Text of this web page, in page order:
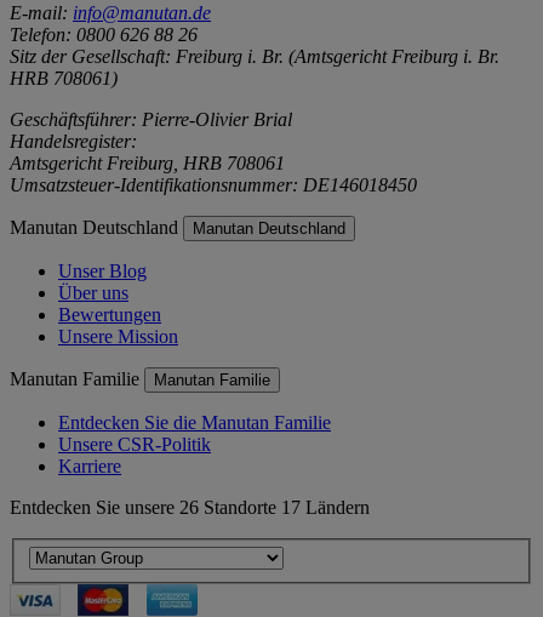
E-mail: info@manutan.de
Telefon: 0800 626 88 26
Sitz der Gesellschaft: Freiburg i. Br. (Amtsgericht Freiburg i. Br.
HRB 708061)
Geschäftsführer: Pierre-Olivier Brial
Handelsregister:
Amtsgericht Freiburg, HRB 708061
Umsatzsteuer-Identifikationsnummer: DE146018450
Manutan Deutschland Manutan Deutschland
Unser Blog
Über uns
Bewertungen
Unsere Mission
Manutan Familie Manutan Familie
Entdecken Sie die Manutan Familie
Unsere CSR-Politik
Karriere
Entdecken Sie unsere 26 Standorte 17 Ländern